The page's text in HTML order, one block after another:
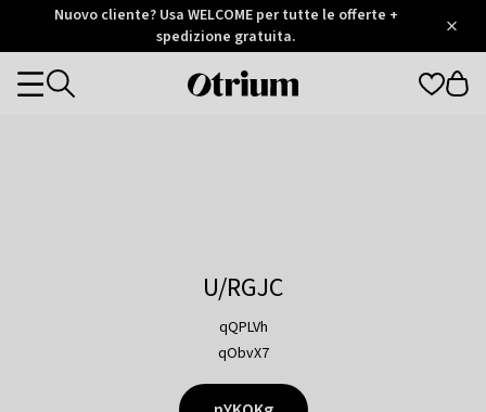
Otrium
Trustpilot
Nuovo cliente? Usa WELCOME per tutte le offerte +
spedizione gratuita.
Otrium
Categories
U/RGJC
qQPLVh
qObvX7